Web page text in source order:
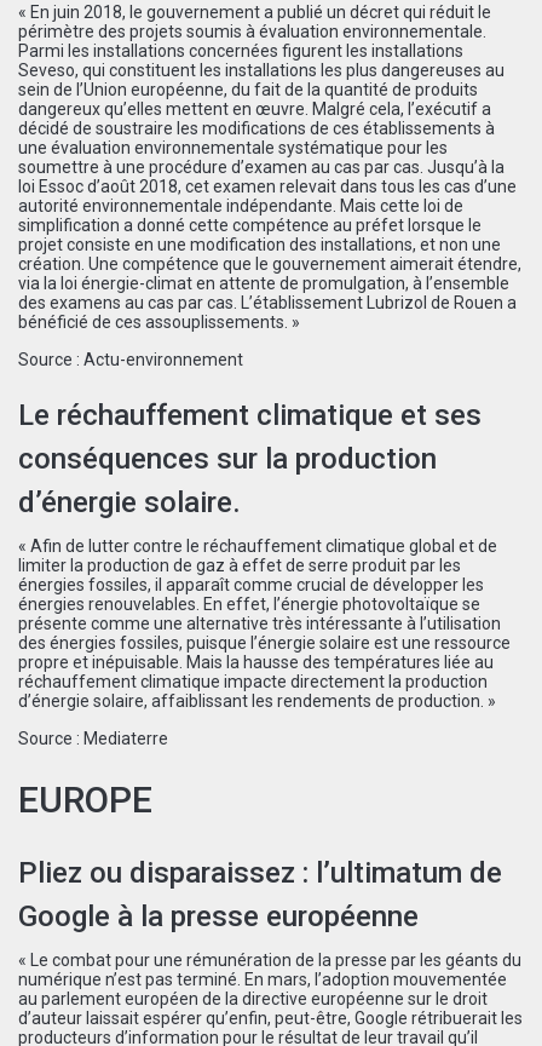
« En juin 2018, le gouvernement a publié un décret qui réduit le
périmètre des projets soumis à évaluation environnementale.
Parmi les installations concernées figurent les installations
Seveso, qui constituent les installations les plus dangereuses au
sein de l’Union européenne, du fait de la quantité de produits
dangereux qu’elles mettent en œuvre. Malgré cela, l’exécutif a
décidé de soustraire les modifications de ces établissements à
une évaluation environnementale systématique pour les
soumettre à une procédure d’examen au cas par cas. Jusqu’à la
loi Essoc d’août 2018, cet examen relevait dans tous les cas d’une
autorité environnementale indépendante. Mais cette loi de
simplification a donné cette compétence au préfet lorsque le
projet consiste en une modification des installations, et non une
création. Une compétence que le gouvernement aimerait étendre,
via la loi énergie-climat en attente de promulgation, à l’ensemble
des examens au cas par cas. L’établissement Lubrizol de Rouen a
bénéficié de ces assouplissements. »
Source : Actu-environnement
Le réchauffement climatique et ses
conséquences sur la production
d’énergie solaire.
« Afin de lutter contre le réchauffement climatique global et de
limiter la production de gaz à effet de serre produit par les
énergies fossiles, il apparaît comme crucial de développer les
énergies renouvelables. En effet, l’énergie photovoltaïque se
présente comme une alternative très intéressante à l’utilisation
des énergies fossiles, puisque l’énergie solaire est une ressource
propre et inépuisable. Mais la hausse des températures liée au
réchauffement climatique impacte directement la production
d’énergie solaire, affaiblissant les rendements de production. »
Source : Mediaterre
EUROPE
Pliez ou disparaissez : l’ultimatum de
Google à la presse européenne
« Le combat pour une rémunération de la presse par les géants du
numérique n’est pas terminé. En mars, l’adoption mouvementée
au parlement européen de la directive européenne sur le droit
d’auteur laissait espérer qu’enfin, peut-être, Google rétribuerait les
producteurs d’information pour le résultat de leur travail qu’il